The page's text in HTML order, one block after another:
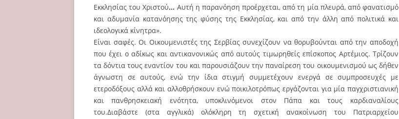
Εκκλησίας του Χριστού… Αυτή η παρανόηση προέρχεται, από τη μία πλευρά, από φανατισμό
και αδυμανία κατανόησης της φύσης της Εκκλησίας, και από την άλλη από πολιτικά και
ιδεολογικά κίνητρα».
Είναι σαφές. Οι Οικουμενιστές της Σερβίας συνεχίζουν να θορυβούνται από την αποδοχή
που έχει ο αδίκως και αντικανονικώς από αυτούς τιμωρηθείς επίσκοπος Αρτέμιος. Τρίζουν
τα δόντια τους εναντίον του και παρουσιάζουν την παναίρεση του οικουμενισμού ως δήθεν
άγνωστη σε αυτούς, ενώ την ίδια στιγμή συμμετέχουν ενεργά σε συμπροσευχές με
ετεροδόξους αλλά και αλλοθρήσκουν ενώ ποικιλοτρόπως εργάζονται για μία παγχριστιανική
και πανθρησκειακή ενότητα, υποκλινόμενοι στον Πάπα και τους καρδιαναλίους
του.Διαβάστε (στα αγγλικά) ολόκληρη τη σχετική ανακοίνωση του Πατριαρχείου